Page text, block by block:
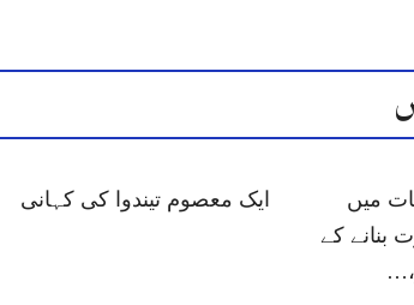
میں
بنانے کے
ایک معصوم تیندوا کی کہانی